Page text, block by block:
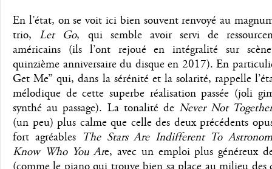
En l’état, on se voit ici bien souvent renvoyé au
trio,Let Go, qui semble avoir servi de
américains (ils l’ont rejoué en intégralité sur
quinzième anniversaire du disque en 2017). En
Get Me” qui, dans la sérénité et la solarité, rappelle
mélodique de cette superbe réalisation passée (joli
synthé au passage). La tonalité de Never Not
(un peu) plus calme que celle des deux précédents
fort agréables The Stars Are Indifferent To
Know Who You Are, avec un emploi plus généreux